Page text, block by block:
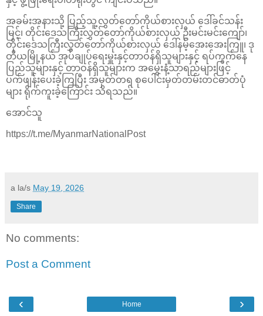
အခမ်းအနားသို့ ပြည့်သူ့လွှတ်တော်ကိုယ်စားလှယ် ဒေါ်ခင်သန်း
မြင့်၊ တိုင်းဒေသကြီးလွှတ်တော်ကိုယ်စားလှယ် ဦးမင်းမင်းကျော်၊
တိုင်းဒေသကြီးလွှတ်တော်ကိုယ်စားလှယ် ဒေါ်နမ့်အေးအေးကြူ၊ ဒု
ဝာိယမြို့နယ် အုပ်ချုပ်ရေးမှူးနှင့်တာဝန်ရှိသူများနှင့် ရပ်ကွက်နေ
ပြည်သူများနှင့် တာဝန်ရှိသူများက အမွှေးနံ့သာရည်များဖြင့်
ပက်ဖျန်းပေးခဲ့ကြပြီး အမှတ်တရ စုပေါင်းမှတ်တမ်းတင်ဓာတ်ပုံ
များ ရိုက်ကူးခဲ့ကြောင်း သိရသည်။
အောင်သူ
https://t.me/MyanmarNationalPost
a la/s May 19, 2026
Share
No comments:
Post a Comment
‹ ›
Home